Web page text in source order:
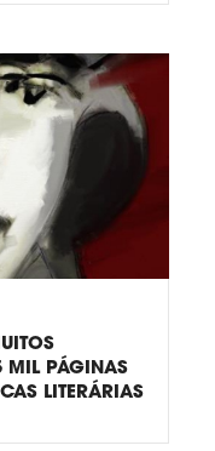
MIL PÁGINAS
LITERÁRIAS